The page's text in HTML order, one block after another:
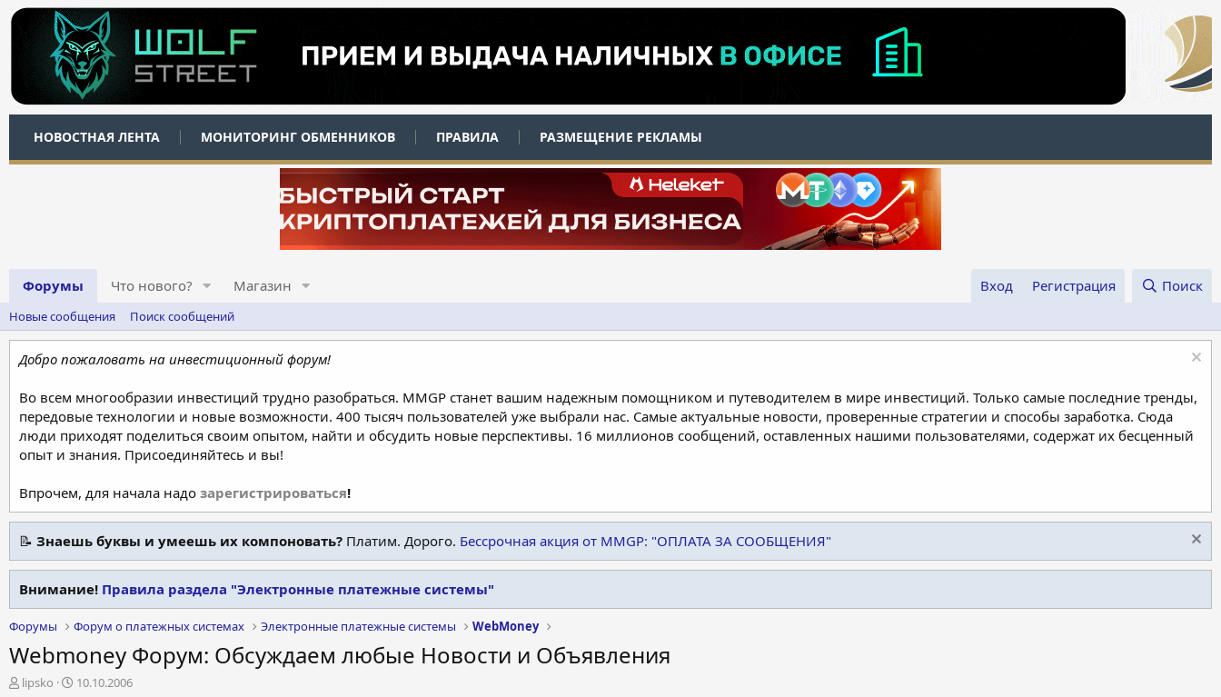
НОВОСТНАЯ ЛЕНТА МОНИТОРИНГ ОБМЕННИКОВ ПРАВИЛА РАЗМЕЩЕНИЕ РЕКЛАМЫ
Форумы Что нового? Магазин Вход Регистрация Поиск
Новые сообщения Поиск сообщений
Добро пожаловать на инвестиционный форум!
Во всем многообразии инвестиций трудно разобраться. MMGP станет вашим надежным помощником и путеводителем в мире инвестиций. Только самые последние тренды,
передовые технологии и новые возможности. 400 тысяч пользователей уже выбрали нас. Самые актуальные новости, проверенные стратегии и способы заработка. Сюда
люди приходят поделиться своим опытом, найти и обсудить новые перспективы. 16 миллионов сообщений, оставленных нашими пользователями, содержат их бесценный
опыт и знания. Присоединяйтесь и вы!
Впрочем, для начала надо зарегистрироваться!
📝 Знаешь буквы и умеешь их компоновать? Платим. Дорого. Бессрочная акция от MMGP: "ОПЛАТА ЗА СООБЩЕНИЯ"
Внимание! Правила раздела "Электронные платежные системы"
Форумы Форум о платежных системах Электронные платежные системы WebMoney
Webmoney Форум: Обсуждаем любые Новости и Объявления
А
lipsko
Д
10.10.2006